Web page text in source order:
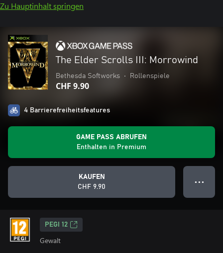
Zu Hauptinhalt springen
The Elder Scrolls III: Morrowind
Bethesda Softworks • Rollenspiele
CHF 9.90
4 Barrierefreiheitsfeatures
GAME PASS ABRUFEN
Enthalten in Premium
KAUFEN
CHF 9.90
● ● ●
PEGI 12
Gewalt